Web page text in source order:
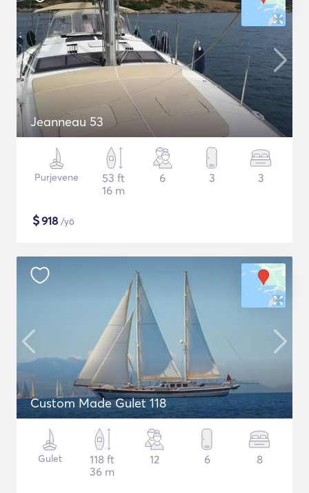
Jeanneau 53
Purjevene
53 ft
16 m
6 3 3
$918 /yö
Custom Made Gulet 118
Gulet
118 ft
36 m
12 6 8